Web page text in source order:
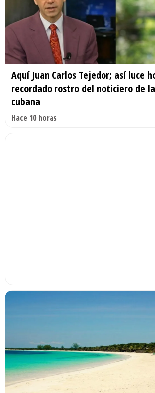
Aquí Juan Carlos Tejedor; así luce
recordado rostro del noticiero de
cubana
Hace 10 horas